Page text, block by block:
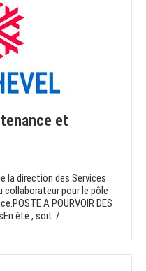
et
la direction des Services
collaborateur pour le pôle
A POURVOIR DES
été , soit 7...